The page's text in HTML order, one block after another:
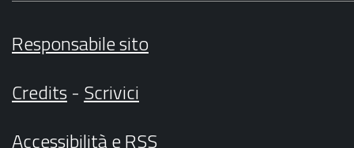
Responsabile sito
Credits- Scrivici
AccessibilitàeRSS